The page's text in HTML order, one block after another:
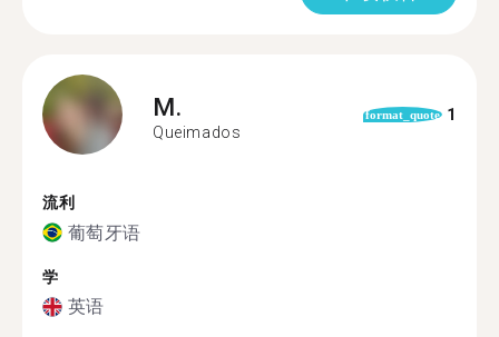
M.
Queimados
format_quote 1
流利
葡萄牙语
学
英语